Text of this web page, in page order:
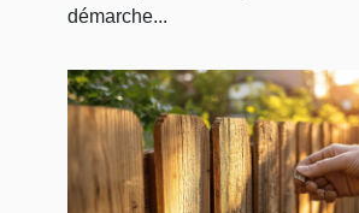
démarche...